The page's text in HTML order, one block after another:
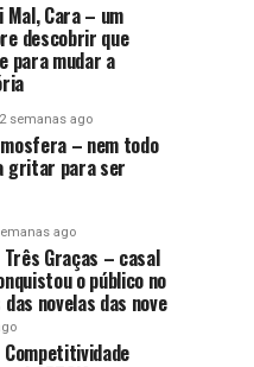
Mal, Cara – um
descobrir que
para mudar a
2 semanas ago
– nem todo
gritar para ser
ago
Graças – casal
o público no
novelas das nove
Competitividade